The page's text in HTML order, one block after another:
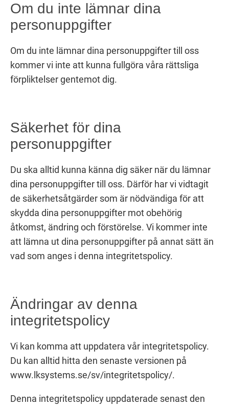
Om du inte lämnar dina
personuppgifter
Om du inte lämnar dina personuppgifter till oss
kommer vi inte att kunna fullgöra våra rättsliga
förpliktelser gentemot dig.
Säkerhet för dina
personuppgifter
Du ska alltid kunna känna dig säker när du lämnar
dina personuppgifter till oss. Därför har vi vidtagit
de säkerhetsåtgärder som är nödvändiga för att
skydda dina personuppgifter mot obehörig
åtkomst, ändring och förstörelse. Vi kommer inte
att lämna ut dina personuppgifter på annat sätt än
vad som anges i denna integritetspolicy.
Ändringar av denna
integritetspolicy
Vi kan komma att uppdatera vår integritetspolicy.
Du kan alltid hitta den senaste versionen på
www.lksystems.se/sv/integritetspolicy/.
Denna integritetspolicy uppdaterade senast den